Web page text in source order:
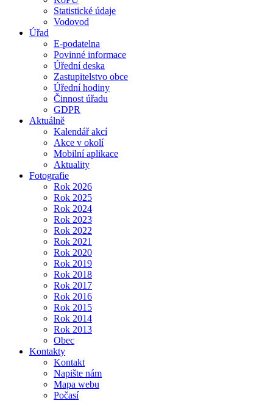
Statistické údaje
Vodovod
Úřad
E-podatelna
Povinné informace
Úřední deska
Zastupitelstvo obce
Úřední hodiny
Činnost úřadu
GDPR
Aktuálně
Kalendář akcí
Akce v okolí
Mobilní aplikace
Aktuality
Fotografie
Rok 2026
Rok 2025
Rok 2024
Rok 2023
Rok 2022
Rok 2021
Rok 2020
Rok 2019
Rok 2018
Rok 2017
Rok 2016
Rok 2015
Rok 2014
Rok 2013
Obec
Kontakty
Kontakt
Napište nám
Mapa webu
Počasí